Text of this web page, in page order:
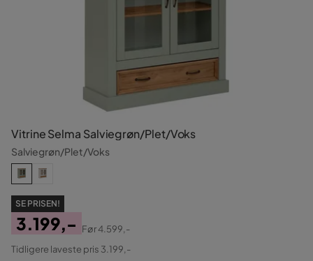
Vitrine Selma Salviegrøn/Plet/Voks
Salviegrøn/Plet/Voks
SE PRISEN!
Pris
3.199,-
Original
Før4.599,-
Tidligere laveste pris 3.199,-